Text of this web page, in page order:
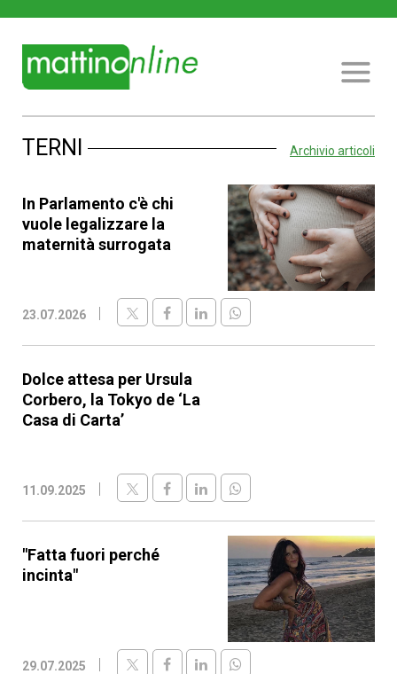
TERNI Archivio articoli
In Parlamento c'è chi
vuole legalizzare la
maternità surrogata
23.07.2026
Dolce attesa per Ursula
Corbero, la Tokyo de ‘La
Casa di Carta’
11.09.2025
"Fatta fuori perché
incinta"
29.07.2025